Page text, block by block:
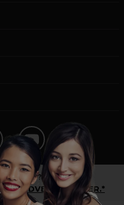
ENDVERBRAUCHER.*